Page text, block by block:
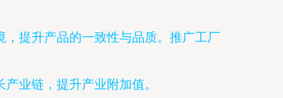
提升产品的一致性与品质。推广工厂
业链，提升产业附加值。